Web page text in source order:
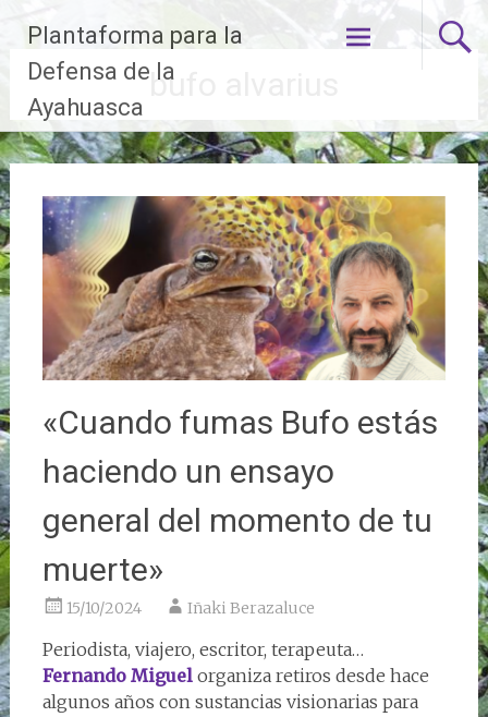
contenido
Plantaforma para la
Defensa de la
Ayahuasca
bufo alvarius
«Cuando fumas Bufo estás
haciendo un ensayo
general del momento de tu
muerte»
15/10/2024 Iñaki Berazaluce
Periodista, viajero, escritor, terapeuta…
Fernando Miguel organiza retiros desde hace
algunos años con sustancias visionarias para